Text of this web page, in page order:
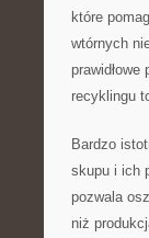
które
wtórnych
recyklingu
Bardzo
skupu i ich
pozwala
niż